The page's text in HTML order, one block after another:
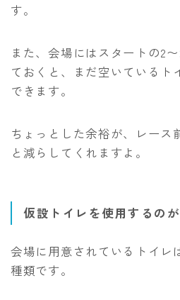
す。
また、会場にはスタートの2
ておくと、まだ空いているト
できます。
ちょっとした余裕が、レース
と減らしてくれますよ。
仮設トイレを使用するの
会場に用意されているトイレ
種類です。